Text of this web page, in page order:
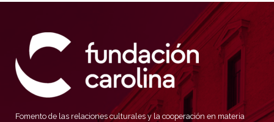
Fomento de las relaciones culturales y la cooperación en materia